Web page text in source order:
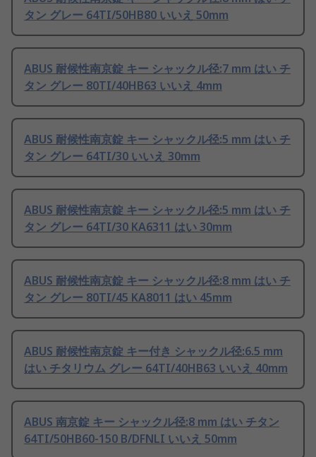
タン グレー 64TI/50HB80 いいえ 50mm
ABUS 耐候性南京錠 キー シャックル径:7 mm はい チ
タン グレー 80TI/40HB63 いいえ 4mm
ABUS 耐候性南京錠 キー シャックル径:5 mm はい チ
タン グレー 64TI/30 いいえ 30mm
ABUS 耐候性南京錠 キー シャックル径:5 mm はい チ
タン グレー 64TI/30 KA6311 はい 30mm
ABUS 耐候性南京錠 キー シャックル径:8 mm はい チ
タン グレー 80TI/45 KA8011 はい 45mm
ABUS 耐候性南京錠 キー付き シャックル径:6.5 mm
はい チタリウム グレー 64TI/40HB63 いいえ 40mm
ABUS 南京錠 キー シャックル径:8 mm はい チタン
64TI/50HB60-150 B/DFNLI いいえ 50mm